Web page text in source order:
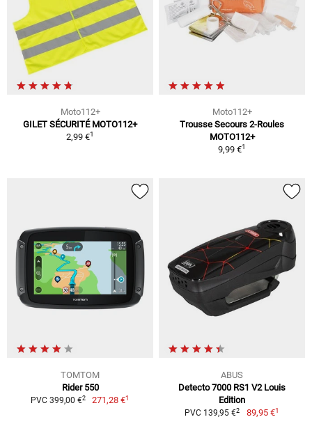
Moto112+
GILET SÉCURITÉ MOTO112+
2,99 €1
Moto112+
Trousse Secours 2-Roules
MOTO112+
9,99 €1
TOMTOM
Rider 550
PVC 399,00 €2 271,28 €1
ABUS
Detecto 7000 RS1 V2 Louis
Edition
PVC 139,95 €2 89,95 €1